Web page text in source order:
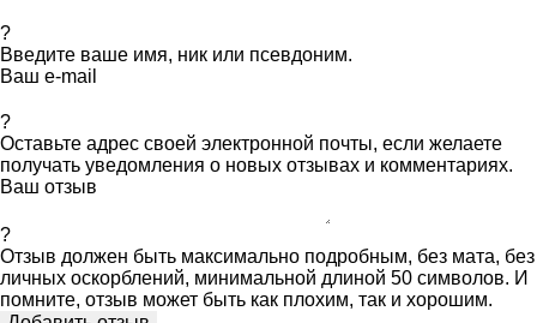
?
Введите ваше имя, ник или псевдоним.
Ваш e-mail
?
Оставьте адрес своей электронной почты, если желаете
получать уведомления о новых отзывах и комментариях.
Ваш отзыв
?
Отзыв должен быть максимально подробным, без мата, без
личных оскорблений, минимальной длиной 50 символов. И
помните, отзыв может быть как плохим, так и хорошим.